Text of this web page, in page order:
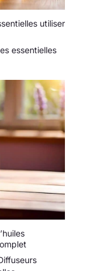
: Les
petites
verse
bouteille et
facilement
Évitez de
ou de
votre
parfum et
le
Facile à
: Les petits
peuvent
à l'eau,
utiliser
essentielles